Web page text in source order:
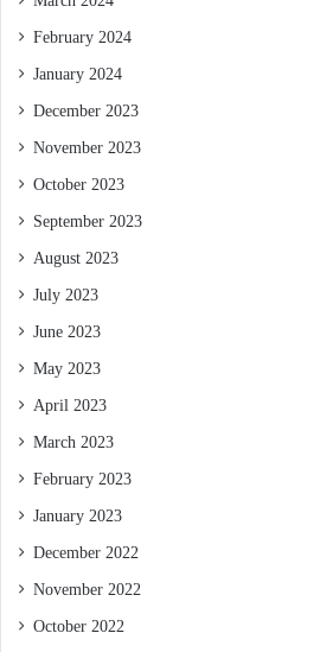
February 2024
January 2024
December 2023
November 2023
October 2023
September 2023
August 2023
July 2023
June 2023
May 2023
April 2023
March 2023
February 2023
January 2023
December 2022
November 2022
October 2022